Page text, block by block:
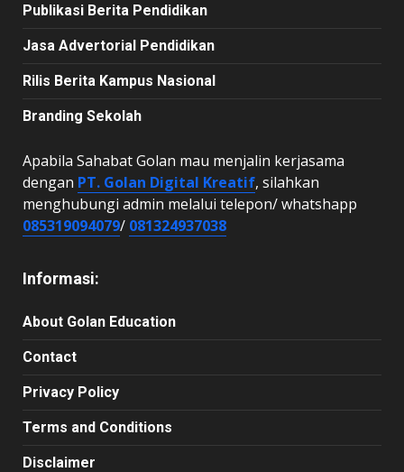
Publikasi Berita Pendidikan
Jasa Advertorial Pendidikan
Rilis Berita Kampus Nasional
Branding Sekolah
Apabila Sahabat Golan mau menjalin kerjasama
dengan PT. Golan Digital Kreatif, silahkan
menghubungi admin melalui telepon/ whatshapp
085319094079/ 081324937038
Informasi:
About Golan Education
Contact
Privacy Policy
Terms and Conditions
Disclaimer